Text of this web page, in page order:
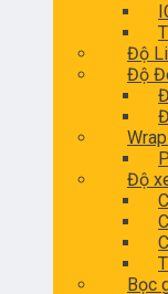
Độ
Độ
Độ
Bọc